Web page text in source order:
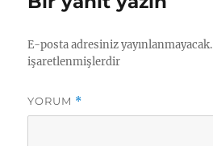
E-posta adresiniz yayınlanmayacak.
işaretlenmişlerdir
YORUM *